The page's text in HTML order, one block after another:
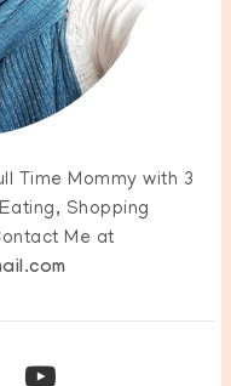
Time Mommy with 3
Shopping
Me at